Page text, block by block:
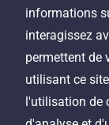
informations
interagissez
permettent de
utilisant ce
l'utilisation de
© Cyprus